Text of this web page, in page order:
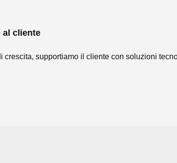
al cliente
crescita, supportiamo il cliente con soluzioni